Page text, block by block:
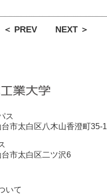
＜ PREV NEXT ＞
ス
市太白区八木山香澄町35-1
市太白区二ツ沢6
いて